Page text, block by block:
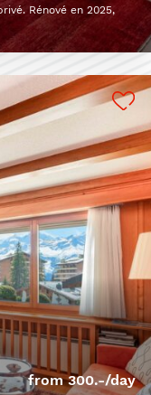
Rénové en 2025,
from 300.-/day